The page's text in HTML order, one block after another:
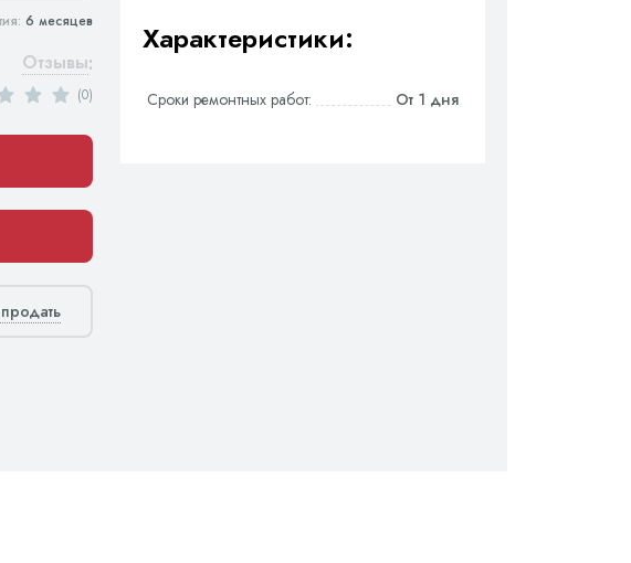
6 месяцев
Отзывы:
(0)
Характеристики:
Сроки ремонтных работ: От 1 дня